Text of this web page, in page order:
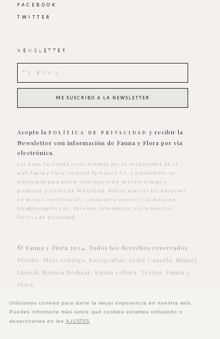
FACEBOOK
TWITTER
NEWSLETTER
Acepto la POLÍTICA DE PRIVACIDAD
y recibir la
Newsletter con información de Fauna y Flora por vía
electrónica.
Los datos facilitada serán tratados por el responsable de la
web Fauna y Flora Inspired by Nature S.L. y únicamente se
emplearán para enviar información de nuestro trabajo y
productos a través de Mailchimp. Podrás ejercer tus derechos
de acceso, rectificación, limitación y suprimir los datos en
hola@faunayflora.es
. Para más información, visita nuestra
Política de privacidad
© Fauna y Flora 2024. Todos los derechos reservados.
Diseño: Mery Garriga. Fotografías: Lydia Cazorla, Miquel
Llonch, Mònica Bedmar, Fauna y Flora. Textos: Fauna y
Flora.
Utilizamos cookies para darte la mejor experiencia en nuestra web.
Puedes informarte más sobre qué cookies estamos utilizando o
desactivarlas en los AJUSTES